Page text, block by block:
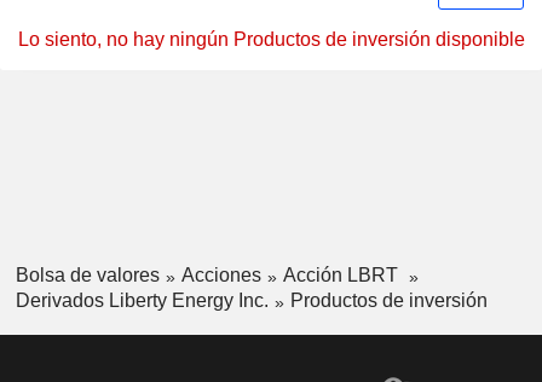
Lo siento, no hay ningún Productos de inversión disponible
Bolsa de valores Acciones
Acción LBRT
Derivados Liberty Energy Inc.
Productos de inversión